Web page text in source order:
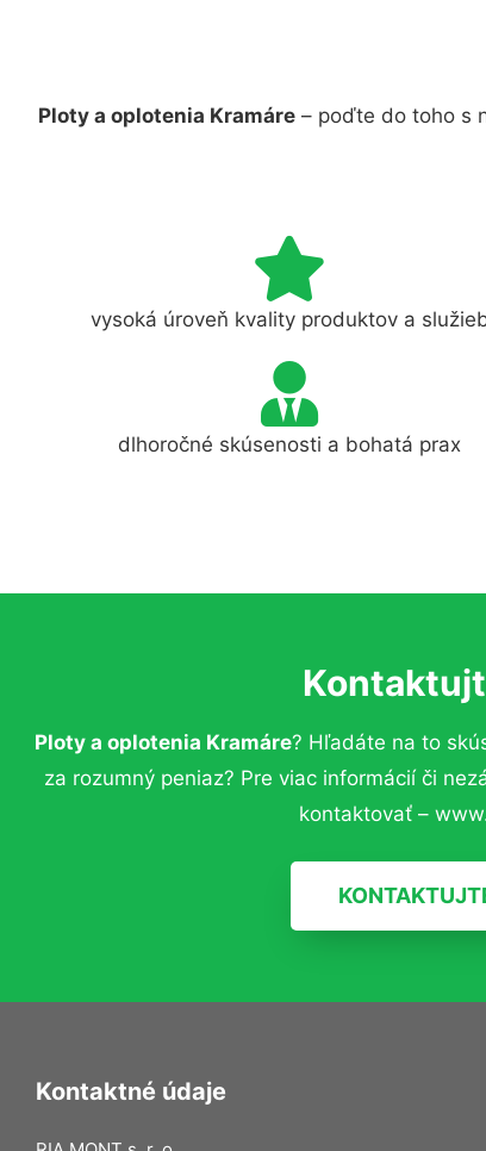
Ploty a oplotenia Kramáre – poďte do toho s
vysoká úroveň kvality produktov a
dlhoročné skúsenosti a bohatá prax
Ploty a oplotenia Kramáre? Hľadáte na to
za rozumný peniaz? Pre viac informácií či
kontaktovať –
Kontaktné údaje